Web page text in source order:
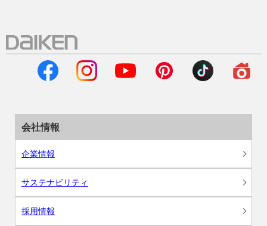
会社情報
企業情報
サステナビリティ
採用情報